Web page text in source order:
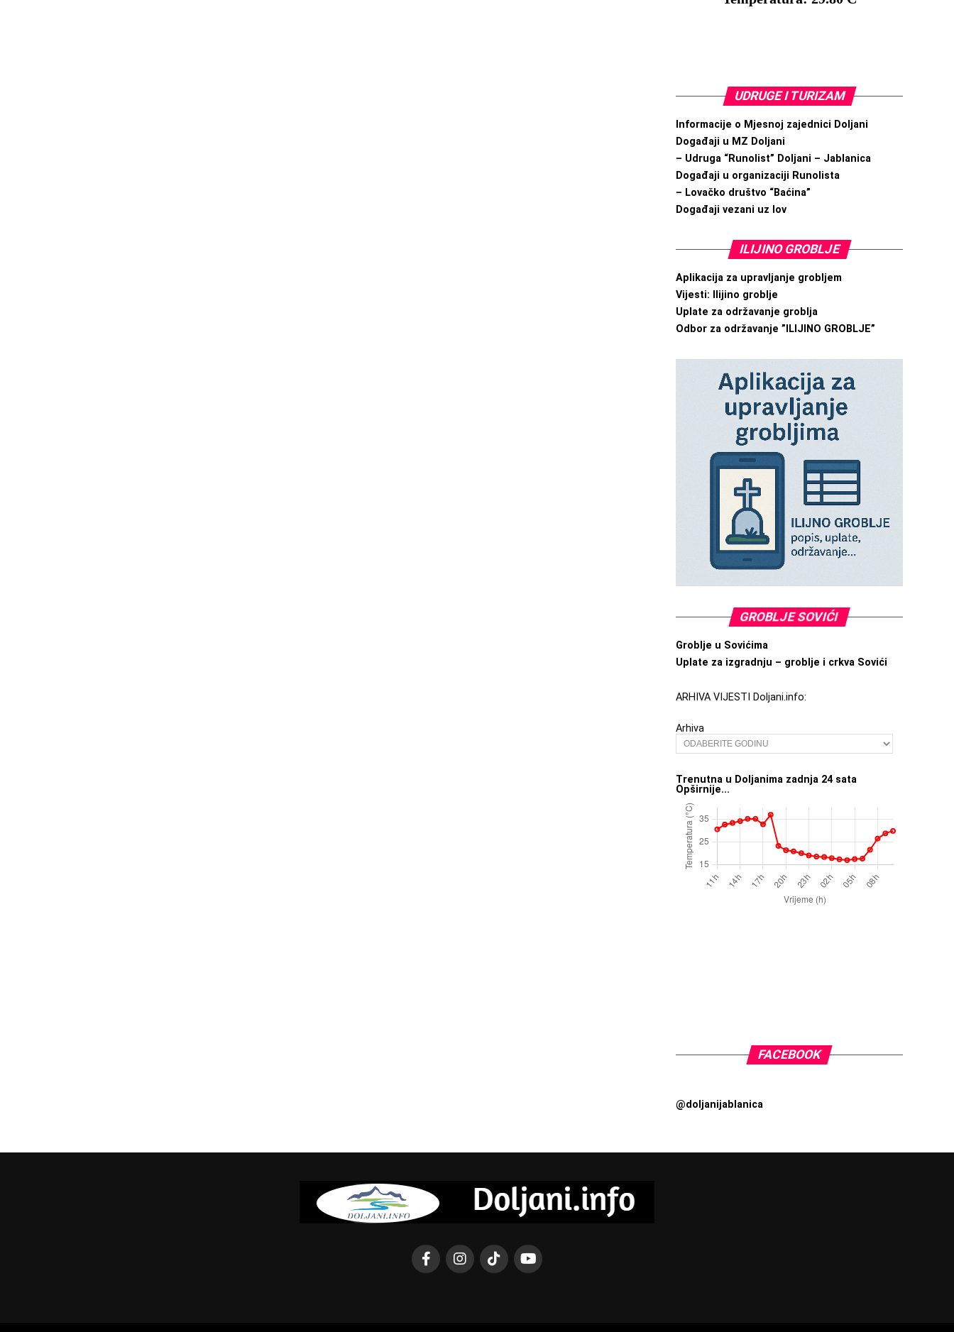
UDRUGE I TURIZAM
Informacije o Mjesnoj zajednici Doljani
Događaji u MZ Doljani
– Udruga “Runolist” Doljani – Jablanica
Događaji u organizaciji Runolista
– Lovačko društvo “Baćina”
Događaji vezani uz lov
ILIJINO GROBLJE
Aplikacija za upravljanje grobljem
Vijesti: Ilijino groblje
Uplate za održavanje groblja
Odbor za održavanje ”ILIJINO GROBLJE”
GROBLJE SOVIĆI
Groblje u Sovićima
Uplate za izgradnju – groblje i crkva Sovići
ARHIVA VIJESTI Doljani.info:
Arhiva
Trenutna u Doljanima zadnja 24 sata
Opširnije...
FACEBOOK
@doljanijablanica